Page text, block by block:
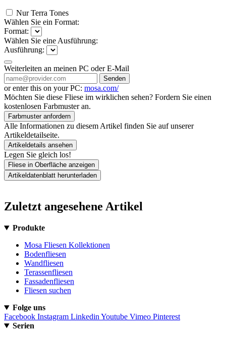
Nur Terra Tones
Wählen Sie ein Format:
Format:
Wählen Sie eine Ausführung:
Ausführung:
Weiterleiten an meinen PC oder E-Mail
Senden
or enter this on your PC: mosa.com/
Möchten Sie diese Fliese im wirklichen sehen? Fordern Sie einen
kostenlosen Farbmuster an.
Farbmuster anfordern
Alle Informationen zu diesem Artikel finden Sie auf unserer
Artikeldetailseite.
Artikeldetails ansehen
Legen Sie gleich los!
Fliese in Oberfläche anzeigen
Artikeldatenblatt herunterladen
Zuletzt angesehene Artikel
Produkte
Mosa Fliesen Kollektionen
Bodenfliesen
Wandfliesen
Terassenfliesen
Fassadenfliesen
Fliesen suchen
Folge uns
Facebook Instagram Linkedin Youtube Vimeo Pinterest
Serien